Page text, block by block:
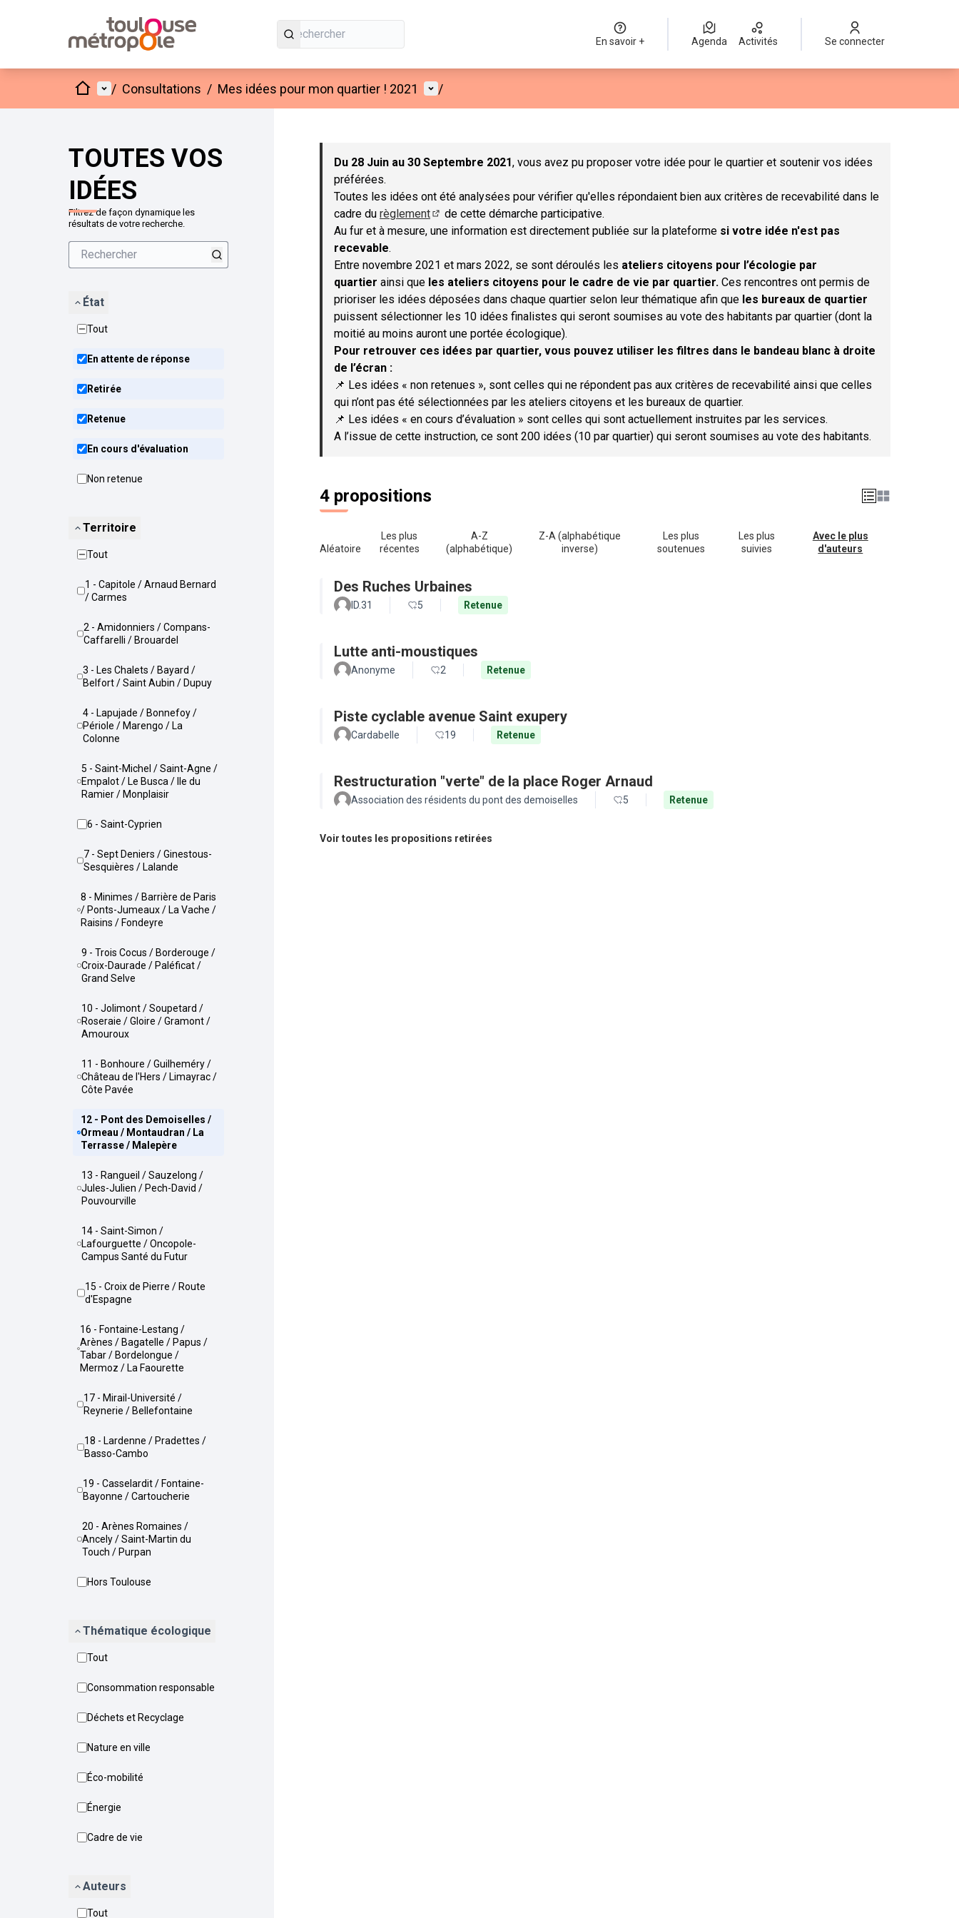
En savoir + Agenda Activités Se connecter
AccueilMenu principal
/ Consultations / Mes idées pour mon quartier ! 2021 Menu utilisateur
/
TOUTES VOS
IDÉES
Filtrez de façon dynamique les
résultats de votre recherche.
État
Tout
En attente de réponse
Retirée
Retenue
En cours d'évaluation
Non retenue
Territoire
Tout
1 - Capitole / Arnaud Bernard
/ Carmes
2 - Amidonniers / Compans-
Caffarelli / Brouardel
3 - Les Chalets / Bayard /
Belfort / Saint Aubin / Dupuy
4 - Lapujade / Bonnefoy /
Périole / Marengo / La
Colonne
5 - Saint-Michel / Saint-Agne /
Empalot / Le Busca / Ile du
Ramier / Monplaisir
6 - Saint-Cyprien
7 - Sept Deniers / Ginestous-
Sesquières / Lalande
8 - Minimes / Barrière de Paris
/ Ponts-Jumeaux / La Vache /
Raisins / Fondeyre
9 - Trois Cocus / Borderouge /
Croix-Daurade / Paléficat /
Grand Selve
10 - Jolimont / Soupetard /
Roseraie / Gloire / Gramont /
Amouroux
11 - Bonhoure / Guilheméry /
Château de l'Hers / Limayrac /
Côte Pavée
12 - Pont des Demoiselles /
Ormeau / Montaudran / La
Terrasse / Malepère
13 - Rangueil / Sauzelong /
Jules-Julien / Pech-David /
Pouvourville
14 - Saint-Simon /
Lafourguette / Oncopole-
Campus Santé du Futur
15 - Croix de Pierre / Route
d'Espagne
16 - Fontaine-Lestang /
Arènes / Bagatelle / Papus /
Tabar / Bordelongue /
Mermoz / La Faourette
17 - Mirail-Université /
Reynerie / Bellefontaine
18 - Lardenne / Pradettes /
Basso-Cambo
19 - Casselardit / Fontaine-
Bayonne / Cartoucherie
20 - Arènes Romaines /
Ancely / Saint-Martin du
Touch / Purpan
Hors Toulouse
Thématique écologique
Tout
Consommation responsable
Déchets et Recyclage
Nature en ville
Éco-mobilité
Énergie
Cadre de vie
Auteurs
Tout
Passer la carte
Du 28 Juin au 30 Septembre 2021, vous avez pu proposer votre idée pour le quartier et soutenir vos idées
préférées.
Toutes les idées ont été analysées pour vérifier qu'elles répondaient bien aux critères de recevabilité dans le
cadre du règlement
(S'ouvre dans un nouvel onglet)
de cette démarche participative.
Au fur et à mesure, une information est directement publiée sur la plateforme si votre idée n'est pas
recevable.
Entre novembre 2021 et mars 2022, se sont déroulés les ateliers citoyens pour l’écologie par
quartier ainsi que les ateliers citoyens pour le cadre de vie par quartier. Ces rencontres ont permis de
prioriser les idées déposées dans chaque quartier selon leur thématique afin que les bureaux de quartier
puissent sélectionner les 10 idées finalistes qui seront soumises au vote des habitants par quartier (dont la
moitié au moins auront une portée écologique).
Pour retrouver ces idées par quartier, vous pouvez utiliser les filtres dans le bandeau blanc à droite
de l’écran :
📌 Les idées « non retenues », sont celles qui ne répondent pas aux critères de recevabilité ainsi que celles
qui n’ont pas été sélectionnées par les ateliers citoyens et les bureaux de quartier.
📌 Les idées « en cours d’évaluation » sont celles qui sont actuellement instruites par les services.
A l’issue de cette instruction, ce sont 200 idées (10 par quartier) qui seront soumises au vote des habitants.
4 propositions
Aléatoire
Les plus
récentes
A-Z
(alphabétique)
Z-A (alphabétique
inverse)
Les plus
soutenues
Les plus
suivies
Avec le plus
d'auteurs
Des Ruches Urbaines
ID.31 5 Retenue
Lutte anti-moustiques
Anonyme 2 Retenue
Piste cyclable avenue Saint exupery
Cardabelle 19 Retenue
Restructuration "verte" de la place Roger Arnaud
Association des résidents du pont des demoiselles 5 Retenue
Voir toutes les propositions retirées